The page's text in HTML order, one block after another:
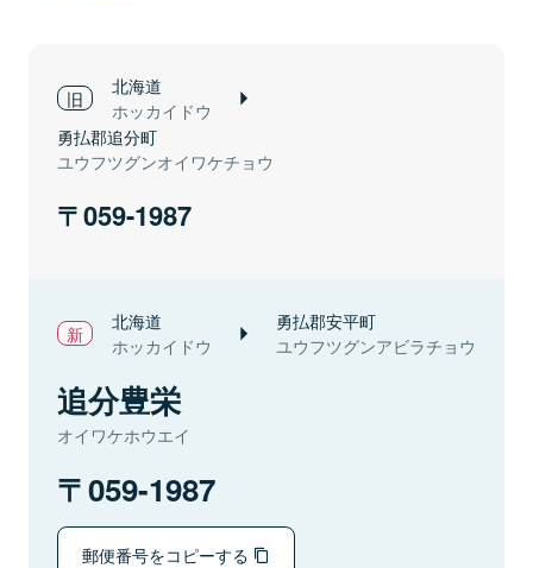
北海道
ホッカイドウ
勇払郡追分町
ユウフツグンオイワケチョウ
059-1987
北海道
ホッカイドウ
勇払郡安平町
ユウフツグンアビラチョウ
追分豊栄
オイワケホウエイ
059-1987
郵便番号をコピーする